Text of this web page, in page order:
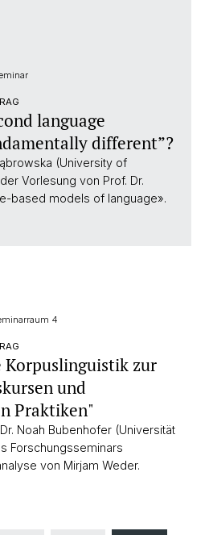
language
different”?
(University of
Vorlesung von Prof. Dr.
based models of language».
4
zur
und
Praktiken"
Noah Bubenhofer (Universität
Forschungsseminars
von Mirjam Weder.